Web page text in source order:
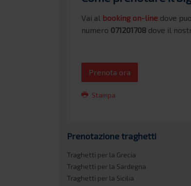
Vai al booking on-line dove
numero 071201708 dove il
Prenota ora
Stampa
Prenotazione traghetti
Traghetti per la Grecia
Traghetti per la Sardegna
Traghetti per la Sicilia